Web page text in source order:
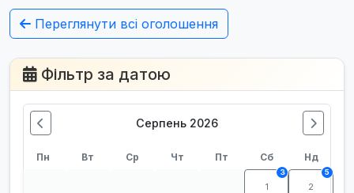
Переглянути всі оголошення
Фільтр за датою
Серпень 2026
Пн Вт Ср Чт Пт Сб Нд
1
3
2
5